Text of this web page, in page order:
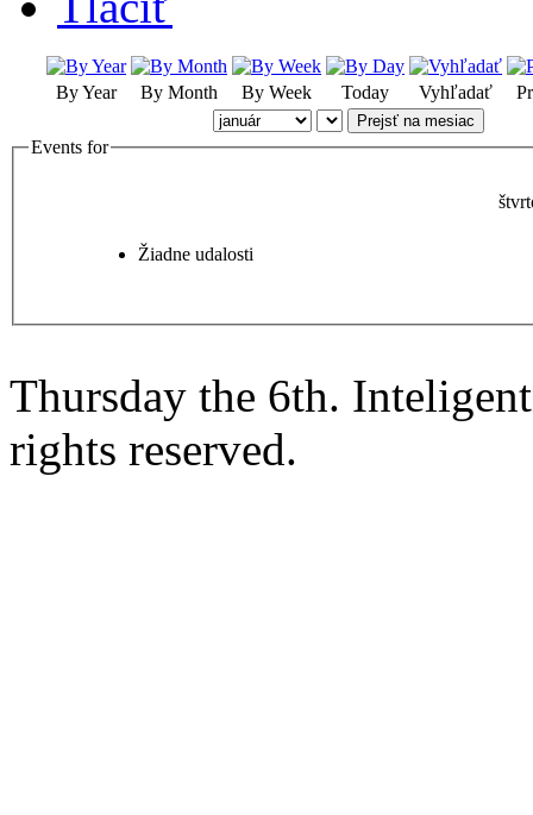
By Year By Month By Week Today Vyhľadať
Prejsť na mesiac
Events for
Žiadne udalosti
Thursday the 6th.
rights reserved.